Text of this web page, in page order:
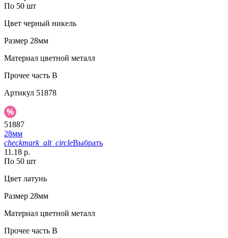
По 50 шт
Цвет черный никель
Размер 28мм
Материал цветной металл
Прочее часть B
Артикул 51878
51887
28мм
checkmark_alt_circleВыбрать
11.18 р.
По 50 шт
Цвет латунь
Размер 28мм
Материал цветной металл
Прочее часть B